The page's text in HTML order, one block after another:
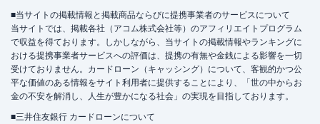
■当サイトの掲載情報と掲載商品ならびに提携事業者のサービスについて
当サイトでは、掲載各社（アコム株式会社等）のアフィリエイトプログラム
で収益を得ております。しかしながら、当サイトの掲載情報やランキングに
おける提携事業者サービスへの評価は、提携の有無や金銭による影響を一切
受けておりません。カードローン（キャッシング）について、客観的かつ公
平な価値のある情報をサイト利用者に提供することにより、「世の中からお
金の不安を解消し、人生が豊かになる社会」の実現を目指しております。
■三井住友銀行 カードローンについて